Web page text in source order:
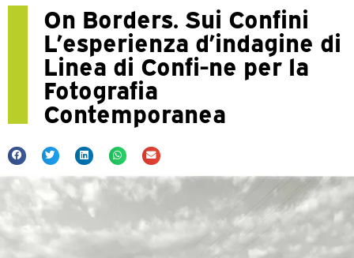
On Borders. Sui Confini
L’esperienza d’indagine di
Linea di Confi-ne per la
Fotografia
Contemporanea